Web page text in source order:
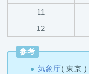
11
12
参考
気象庁( 東京 )